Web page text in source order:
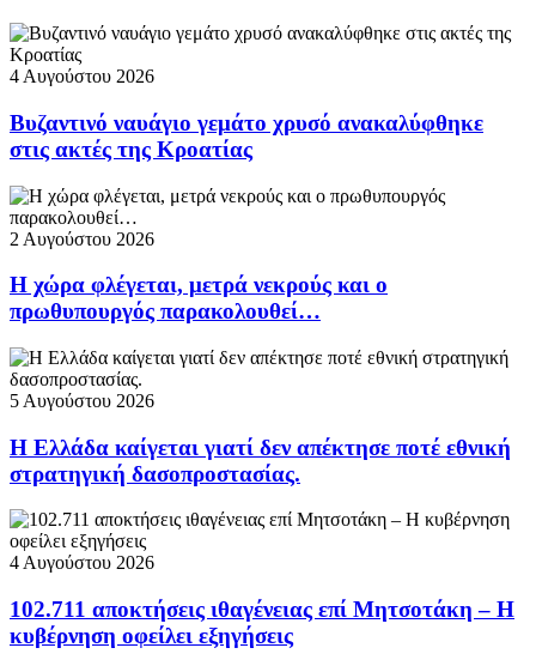
4 Αυγούστου 2026
Βυζαντινό ναυάγιο γεμάτο χρυσό ανακαλύφθηκε
στις ακτές της Κροατίας
2 Αυγούστου 2026
Η χώρα φλέγεται, μετρά νεκρούς και ο
πρωθυπουργός παρακολουθεί…
5 Αυγούστου 2026
Η Ελλάδα καίγεται γιατί δεν απέκτησε ποτέ εθνική
στρατηγική δασοπροστασίας.
4 Αυγούστου 2026
102.711 αποκτήσεις ιθαγένειας επί Μητσοτάκη – Η
κυβέρνηση οφείλει εξηγήσεις